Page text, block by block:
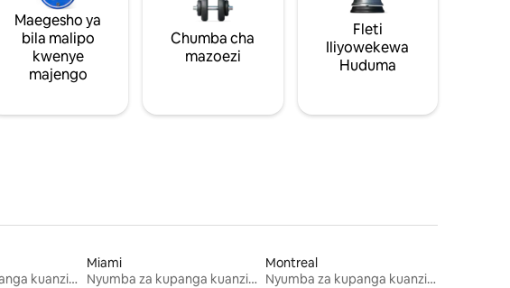
Maegesho ya
bila malipo
kwenye
majengo
Chumba cha
mazoezi
Fleti
Iliyowekewa
Huduma
Nyumba za kupanga kuanzia mwezi mmoja
Miami
Nyumba za kupanga kuanzia mwezi mmoja
Montreal
Nyumba za kupanga kuanzia mwezi mmoja